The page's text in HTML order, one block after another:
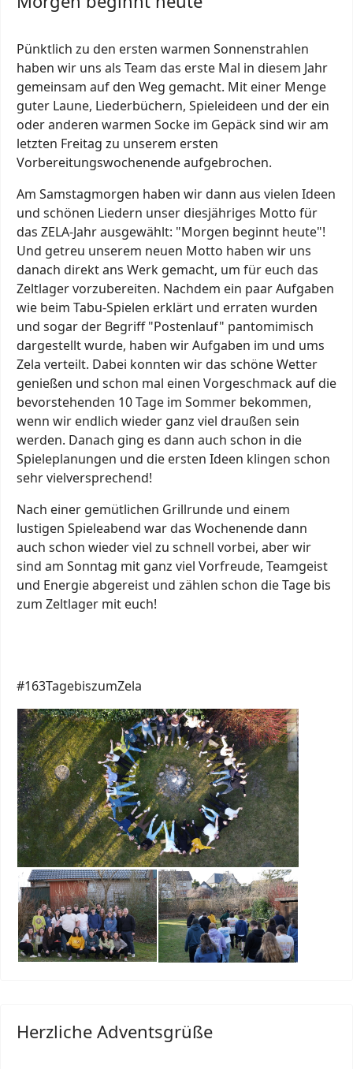
Pünktlich zu den ersten warmen Sonnenstrahlen
haben wir uns als Team das erste Mal in diesem Jahr
gemeinsam auf den Weg gemacht. Mit einer Menge
guter Laune, Liederbüchern, Spieleideen und der ein
oder anderen warmen Socke im Gepäck sind wir am
letzten Freitag zu unserem ersten
Vorbereitungswochenende aufgebrochen.
Am Samstagmorgen haben wir dann aus vielen Ideen
und schönen Liedern unser diesjähriges Motto für
das ZELA-Jahr ausgewählt: "Morgen beginnt heute"!
Und getreu unserem neuen Motto haben wir uns
danach direkt ans Werk gemacht, um für euch das
Zeltlager vorzubereiten. Nachdem ein paar Aufgaben
wie beim Tabu-Spielen erklärt und erraten wurden
und sogar der Begriff "Postenlauf" pantomimisch
dargestellt wurde, haben wir Aufgaben im und ums
Zela verteilt. Dabei konnten wir das schöne Wetter
genießen und schon mal einen Vorgeschmack auf die
bevorstehenden 10 Tage im Sommer bekommen,
wenn wir endlich wieder ganz viel draußen sein
werden. Danach ging es dann auch schon in die
Spieleplanungen und die ersten Ideen klingen schon
sehr vielversprechend!
Nach einer gemütlichen Grillrunde und einem
lustigen Spieleabend war das Wochenende dann
auch schon wieder viel zu schnell vorbei, aber wir
sind am Sonntag mit ganz viel Vorfreude, Teamgeist
und Energie abgereist und zählen schon die Tage bis
zum Zeltlager mit euch!
#163TagebiszumZela
Herzliche Adventsgrüße